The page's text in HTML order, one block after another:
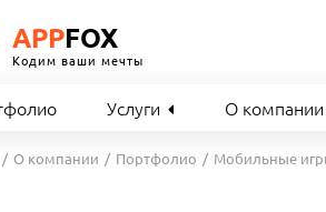
APPFOX
Кодим ваши мечты
Услуги О компании
О компании Портфолио Мобильные